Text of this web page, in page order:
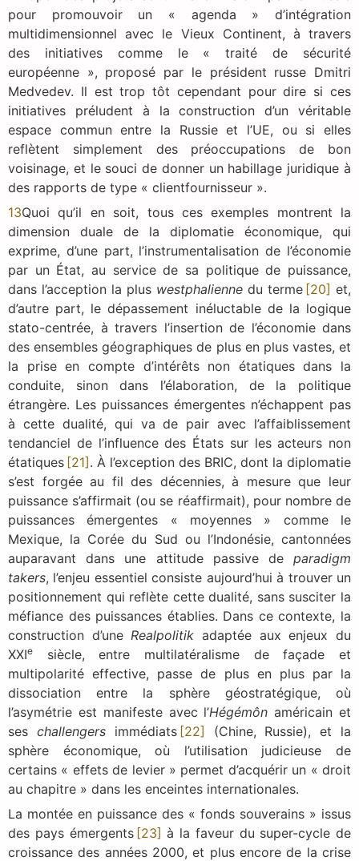
pour promouvoir un « agenda » d’intégration
multidimensionnel avec le Vieux Continent, à travers
des initiatives comme le « traité de sécurité
européenne », proposé par le président russe Dmitri
Medvedev. Il est trop tôt cependant pour dire si ces
initiatives préludent à la construction d’un véritable
espace commun entre la Russie et l’UE, ou si elles
reflètent simplement des préoccupations de bon
voisinage, et le souci de donner un habillage juridique à
des rapports de type « clientfournisseur ».
13Quoi qu’il en soit, tous ces exemples montrent la
dimension duale de la diplomatie économique, qui
exprime, d’une part, l’instrumentalisation de l’économie
par un État, au service de sa politique de puissance,
dans l’acception la plus westphalienne du terme [20] et,
d’autre part, le dépassement inéluctable de la logique
stato-centrée, à travers l’insertion de l’économie dans
des ensembles géographiques de plus en plus vastes, et
la prise en compte d’intérêts non étatiques dans la
conduite, sinon dans l’élaboration, de la politique
étrangère. Les puissances émergentes n’échappent pas
à cette dualité, qui va de pair avec l’affaiblissement
tendanciel de l’influence des États sur les acteurs non
étatiques [21] . À l’exception des BRIC, dont la diplomatie
s’est forgée au fil des décennies, à mesure que leur
puissance s’affirmait (ou se réaffirmait), pour nombre de
puissances émergentes « moyennes » comme le
Mexique, la Corée du Sud ou l’Indonésie, cantonnées
auparavant dans une attitude passive de paradigm
takers, l’enjeu essentiel consiste aujourd’hui à trouver un
positionnement qui reflète cette dualité, sans susciter la
méfiance des puissances établies. Dans ce contexte, la
construction d’uneRealpolitik adaptée aux enjeux du
XXIe
siècle, entre multilatéralisme de façade et
multipolarité effective, passe de plus en plus par la
dissociation entre la sphère géostratégique, où
l’asymétrie est manifeste avec l’Hégémôn américain et
ses challengersimmédiats [22]
(Chine, Russie), et la
sphère économique, où l’utilisation judicieuse de
certains « effets de levier » permet d’acquérir un « droit
au chapitre » dans les enceintes internationales.
La montée en puissance des « fonds souverains » issus
des pays émergents [23] à la faveur du super-cycle de
croissance des années 2000, et plus encore de la crise